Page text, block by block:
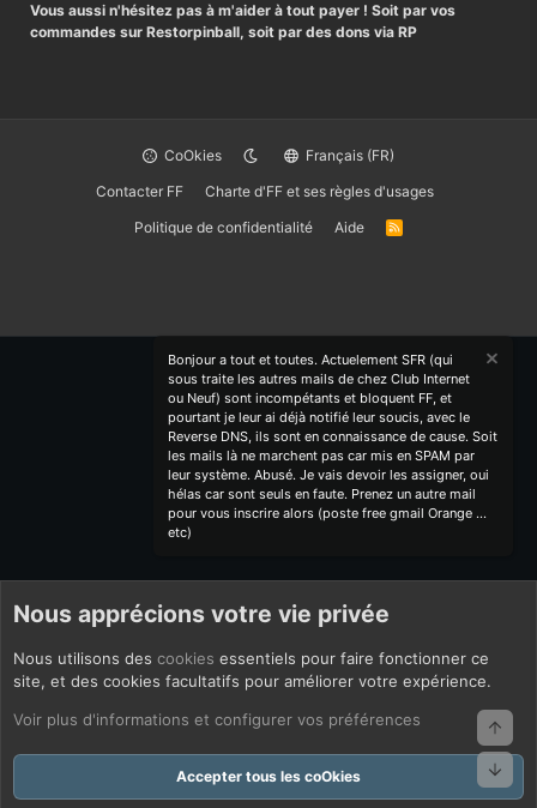
Vous aussi n'hésitez pas à m'aider à tout payer ! Soit par vos
commandes sur Restorpinball, soit par des dons via RP
CoOkies
Français (FR)
Contacter FF
Charte d'FF et ses règles d'usages
Politique de confidentialité
Aide
R
Bonjour a tout et toutes. Actuelement SFR (qui
sous traite les autres mails de chez Club Internet
ou Neuf) sont incompétants et bloquent FF, et
pourtant je leur ai déjà notifié leur soucis, avec le
Reverse DNS, ils sont en connaissance de cause. Soit
les mails là ne marchent pas car mis en SPAM par
leur système. Abusé. Je vais devoir les assigner, oui
hélas car sont seuls en faute. Prenez un autre mail
pour vous inscrire alors (poste free gmail Orange ...
etc)
Nous apprécions votre vie privée
Nous utilisons des cookies essentiels pour faire fonctionner ce
site, et des cookies facultatifs pour améliorer votre expérience.
Voir plus d'informations et configurer vos préférences
Accepter tous les coOkies